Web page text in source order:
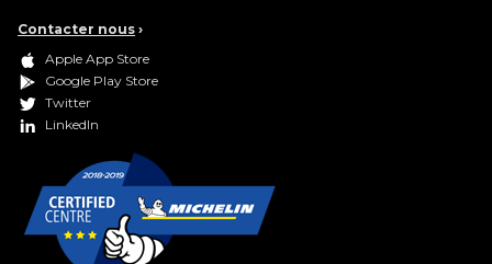
Contacter nous ›
Apple App Store
Google Play Store
Twitter
LinkedIn